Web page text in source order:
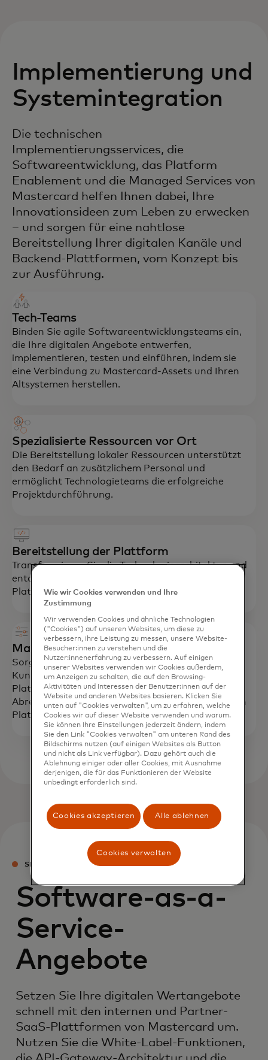
Implementierung und
Systemintegration
Die technischen
Implementierungsservices, die
Softwareentwicklung, das Platform
Enablement und die Managed Services von
Mastercard helfen Ihnen dabei, Ihre
Innovationsideen zum Leben zu erwecken
– und sorgen für eine nahtlose
Bereitstellung Ihrer digitalen Kanäle und
Backend-Plattformen, vom Konzept bis
zur Ausführung.
Tech-Teams
Binden Sie agile Softwareentwicklungsteams ein,
die Ihre digitalen Angebote entwerfen,
implementieren, testen und einführen, indem sie
eine Verbindung zu Mastercard-Assets und Ihren
Altsystemen herstellen.
Spezialisierte Ressourcen vor Ort
Die Bereitstellung lokaler Ressourcen unterstützt
den Bedarf an zusätzlichem Personal und
ermöglicht Technologieteams die erfolgreiche
Projektdurchführung.
Bereitstellung der Plattform
Transformieren Sie die Technologiearchitektur und
entdecken Sie neue Möglichkeiten durch das
Plattformpartner-Ökosystem von Mastercard.
Managed Services
Sorgen Sie mit verbesserten Services für
Kundenerfolg, Änderungsmanagement und
Plattformausführung für erfolgreiches Hosting,
Abrechnung, Wartung und Support Ihrer digitalen
Plattform.
SPOTLIGHT
Software-as-a-
Service-
Angebote
Setzen Sie Ihre digitalen Wertangebote
schnell mit den internen und Partner-
SaaS-Plattformen von Mastercard um.
Nutzen Sie die White-Label-Funktionen,
Wie wir Cookies verwenden und Ihre
Zustimmung
Wir verwenden Cookies und ähnliche Technologien
("Cookies") auf unseren Websites, um diese zu
verbessern, ihre Leistung zu messen, unsere Website-
Besucher:innen zu verstehen und die
Nutzer:innenerfahrung zu verbessern. Auf einigen
unserer Websites verwenden wir Cookies außerdem,
um Anzeigen zu schalten, die auf den Browsing-
Aktivitäten und Interessen der Benutzer:innen auf der
Website und anderen Websites basieren. Klicken Sie
unten auf "Cookies verwalten", um zu erfahren, welche
Cookies wir auf dieser Website verwenden und warum.
Sie können Ihre Einstellungen jederzeit ändern, indem
Sie den Link "Cookies verwalten" am unteren Rand des
Bildschirms nutzen (auf einigen Websites als Button
und nicht als Link verfügbar). Dazu gehört auch die
Ablehnung einiger oder aller Cookies, mit Ausnahme
derjenigen, die für das Funktionieren der Website
unbedingt erforderlich sind.
Cookies akzeptieren Alle ablehnen
Cookies verwalten